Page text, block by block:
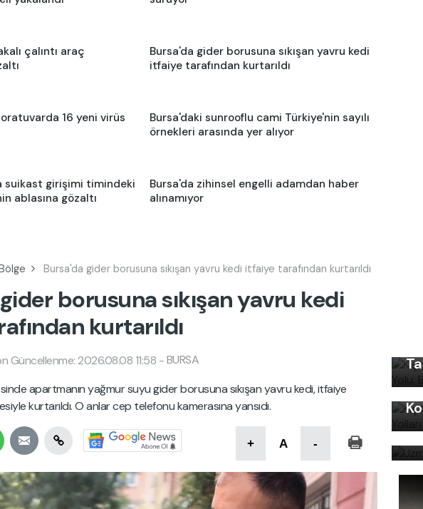
çalıntı araç
Bursa'da gider borusuna sıkışan yavru kedi
itfaiye tarafından kurtarıldı
16 yeni virüs
Bursa'daki sunrooflu cami Türkiye'nin sayılı
örnekleri arasında yer alıyor
suikast girişimi timindeki
ablasına gözaltı
Bursa'da zihinsel engelli adamdan haber
alınamıyor
Bursa'da gider borusuna sıkışan yavru kedi itfaiye tarafından kurtarıldı
borusuna sıkışan yavru kedi
kurtarıldı
Güncellenme: 2026.08.08 11:58 -BURSA
apartmanın yağmur suyu gider borusuna sıkışan yavru kedi, itfaiye
kurtarıldı. O anlar cep telefonu kamerasına yansıdı.
+ A -